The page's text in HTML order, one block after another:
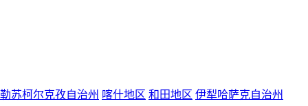
苏柯尔克孜自治州 喀什地区 和田地区 伊犁哈萨克自治州